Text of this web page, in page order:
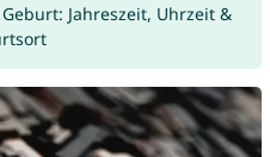
Jahreszeit, Uhrzeit &